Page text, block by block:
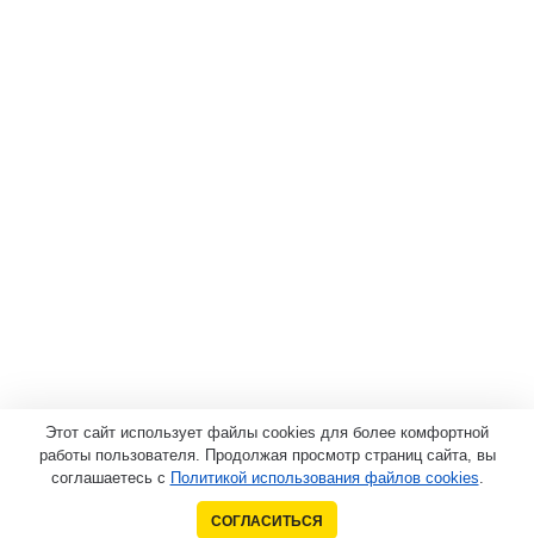
Этот сайт использует файлы cookies для более комфортной
работы пользователя. Продолжая просмотр страниц сайта, вы
соглашаетесь с Политикой использования файлов cookies.
СОГЛАСИТЬСЯ